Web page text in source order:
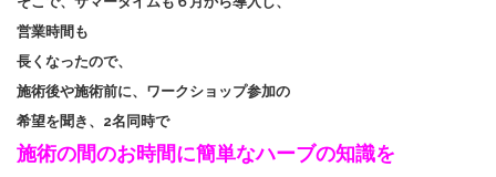
営業時間も
長くなったので、
施術後や施術前に、ワークショップ参加の
希望を聞き、2名同時で
施術の間のお時間に簡単なハーブの知識を